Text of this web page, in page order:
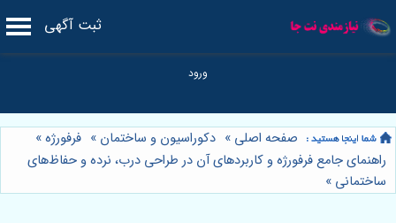
ثبت آگهی
صفحه اصلی » دکوراسیون و ساختمان » فرفورژه»
راهنمای جامع فرفورژه و کاربردهای آن در طراحی درب، نرده و حفاظ‌های
ساختمانی »